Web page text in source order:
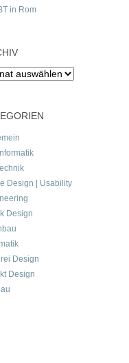
in Rom
Design | Usability
Design
Design
Design